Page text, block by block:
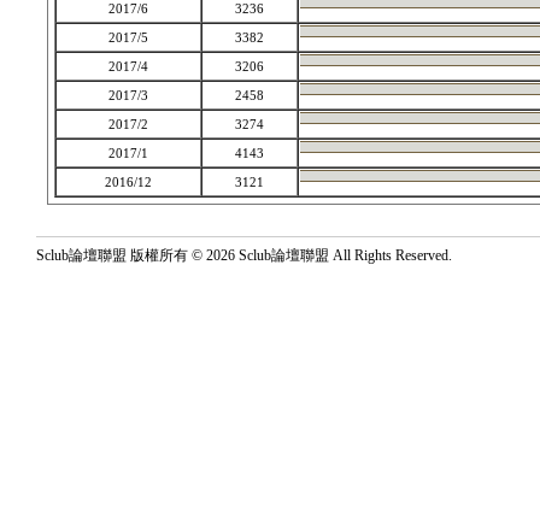
2017/6
3236
2017/5
3382
2017/4
3206
2017/3
2458
2017/2
3274
2017/1
4143
2016/12
3121
Sclub論壇聯盟 版權所有 © 2026 Sclub論壇聯盟 All Rights Reserved.